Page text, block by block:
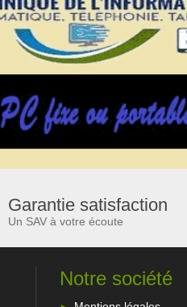
Garantie satisfaction
Un SAV à votre écoute
Notre société